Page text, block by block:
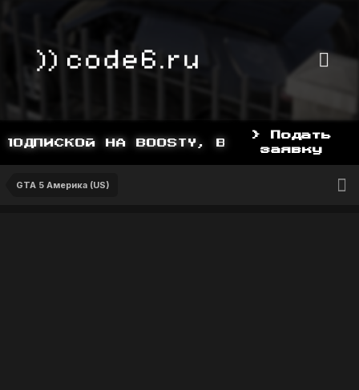
НА BOOSTY, BOOSTY.TO/YDDY
> Подать
заявку
GTA 5 Америка (US)